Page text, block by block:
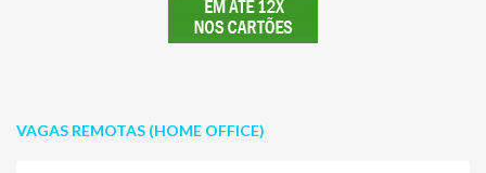
VAGAS REMOTAS (HOME OFFICE)